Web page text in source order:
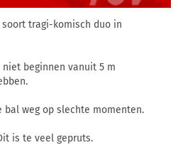
tragi-komisch duo in
beginnen vanuit 5 m
bal weg op slechte momenten.
is te veel gepruts.